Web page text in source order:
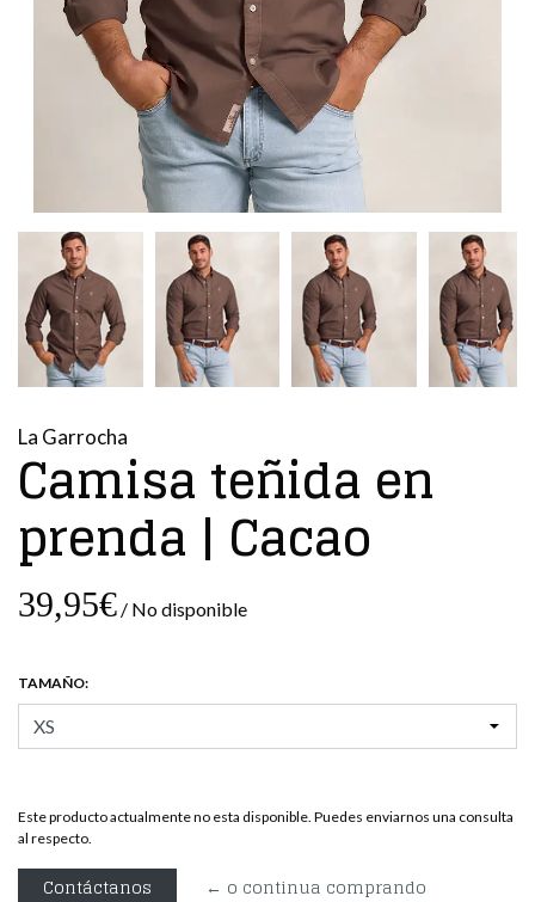
La Garrocha
Camisa teñida en
prenda | Cacao
39,95€ / No disponible
TAMAÑO:
Este producto actualmente no esta disponible. Puedes enviarnos una consulta
al respecto.
Contáctanos ← o continua comprando